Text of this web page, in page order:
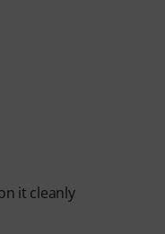
are a
it cleanly